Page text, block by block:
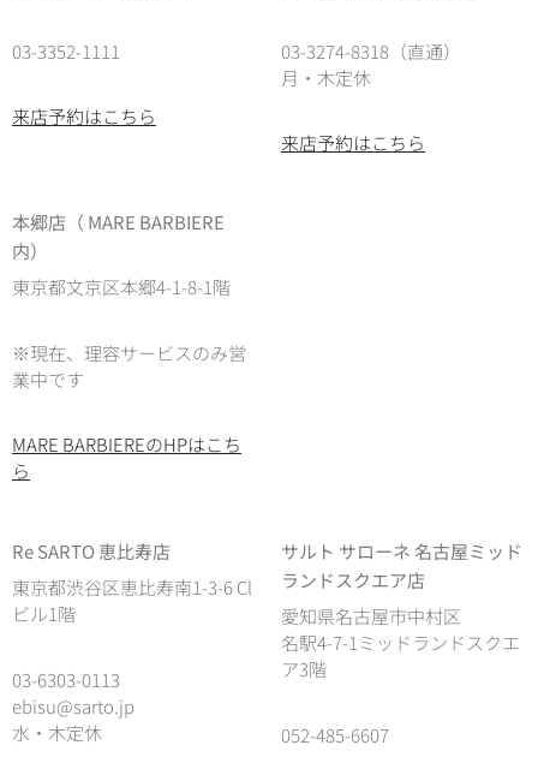
03-3352-1111
来店予約はこちら
03-3274-8318（直通）
月・木定休
来店予約はこちら
本郷店（ MARE BARBIERE
内）
東京都文京区本郷4-1-8-1階
※現在、理容サービスのみ営
業中です
MARE BARBIEREのHPはこち
ら
Re SARTO 恵比寿店
東京都渋谷区恵比寿南1-3-6 Cl
ビル1階
03-6303-0113
ebisu@sarto.jp
水・木定休
サルト サローネ 名古屋ミッド
ランドスクエア店
愛知県名古屋市中村区
名駅4-7-1ミッドランドスクエ
ア3階
052-485-6607